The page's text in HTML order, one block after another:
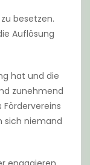
besetzen.
Auflösung
hat und die
zunehmend
sich niemand